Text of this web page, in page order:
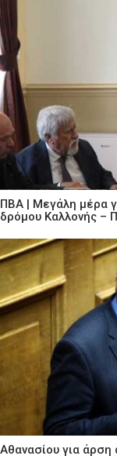
ΠΒΑ | Μεγάλη μέρα
δρόμου Καλλονής –
Αθανασίου για άρση